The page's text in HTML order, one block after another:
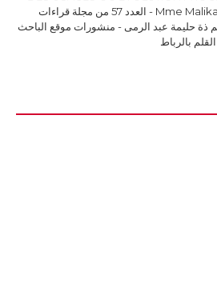
Mme Malika ZITOUNY - العدد 57 من مجلة قراءات
ذة حليمة عبد الرمى - منشورات موقع الباحث
بالرباط